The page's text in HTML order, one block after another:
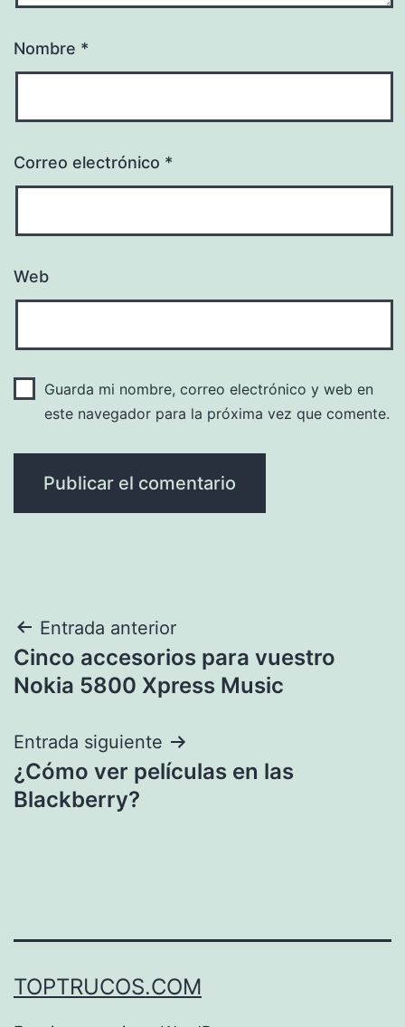
Nombre *
Correo electrónico *
Web
Guarda mi nombre, correo electrónico y web en
este navegador para la próxima vez que comente.
Navegación
de
Entrada anterior
Cinco accesorios para vuestro
Nokia 5800 Xpress Music
Entrada siguiente
¿Cómo ver películas en las
Blackberry?
TOPTRUCOS.COM